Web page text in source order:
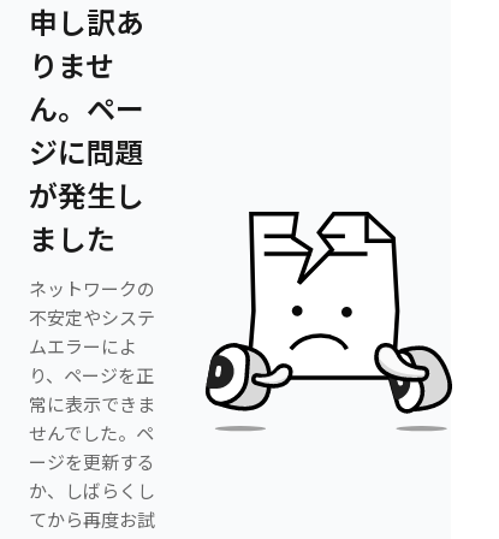
申し訳あ
りませ
ん。ペー
ジに問題
が発生し
ました
ネットワークの
不安定やシステ
ムエラーによ
り、ページを正
常に表示できま
せんでした。ペ
ージを更新する
か、しばらくし
てから再度お試